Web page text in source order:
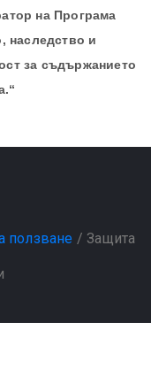
на Програма
наследство и
за съдържанието
ползване / Защита